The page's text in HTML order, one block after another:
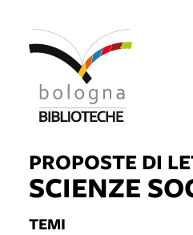
PROPOSTE DI
SCIENZE
TEMI